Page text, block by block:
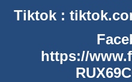
Tiktok :
https://